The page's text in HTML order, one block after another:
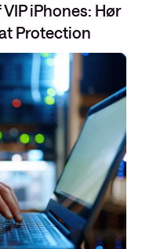
iPhones: Hør
Protection